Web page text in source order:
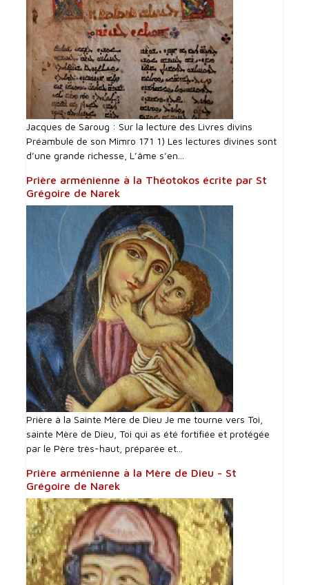
Jacques de Saroug : Sur la lecture des Livres divins
Préambule de son Mimro 171 1) Les lectures divines sont
d’une grande richesse, L’âme s’en...
Prière arménienne à la Théotokos écrite par St
Grégoire de Narek
Prière à la Sainte Mère de Dieu Je me tourne vers Toi,
sainte Mère de Dieu, Toi qui as été fortifiée et protégée
par le Père très-haut, préparée et...
Prière arménienne à la Mère de Dieu - St
Grégoire de Narek